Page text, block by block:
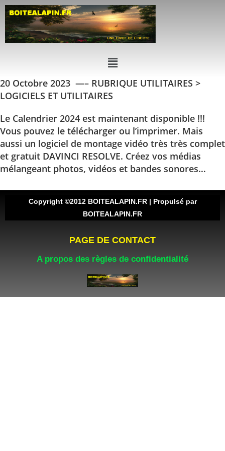
20 Octobre 2023 —– RUBRIQUE UTILITAIRES >
LOGICIELS ET UTILITAIRES
Le Calendrier 2024 est maintenant disponible !!!
Vous pouvez le télécharger ou l’imprimer. Mais
aussi un logiciel de montage vidéo très très complet
et gratuit DAVINCI RESOLVE. Créez vos médias
mélangeant photos, vidéos et bandes sonores…
Copyright ©2012 BOITEALAPIN.FR | Propulsé par
BOITEALAPIN.FR
PAGE DE CONTACT
A propos des règles de confidentialité